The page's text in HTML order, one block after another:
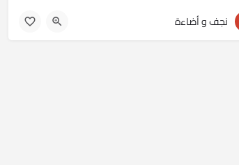
011 12235641
نجف و أضاءة